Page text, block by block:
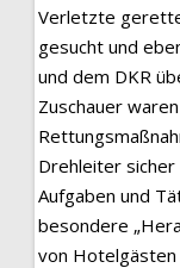
Verletzte
gesucht und
und dem DKR
Zuschauer
Drehleiter
Aufgaben und
besondere
von Hotelgästen